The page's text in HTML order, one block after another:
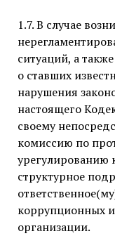
1.7. В случае
ситуаций, а
о ставших
нарушения
настоящего
своему
комиссию по
урегулированию
структурное
коррупционных
организации.